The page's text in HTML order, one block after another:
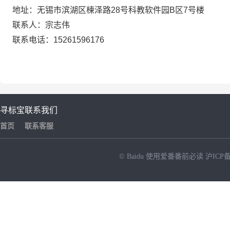
地址：无锡市滨湖区楝泽路28号科教软件园 B 区7号楼
联系人：宗志伟
联系电话： 15261596176
寻标宝
首页
联系我们
联系客服
© Baidu 使用爱番番前必读 沪ICP